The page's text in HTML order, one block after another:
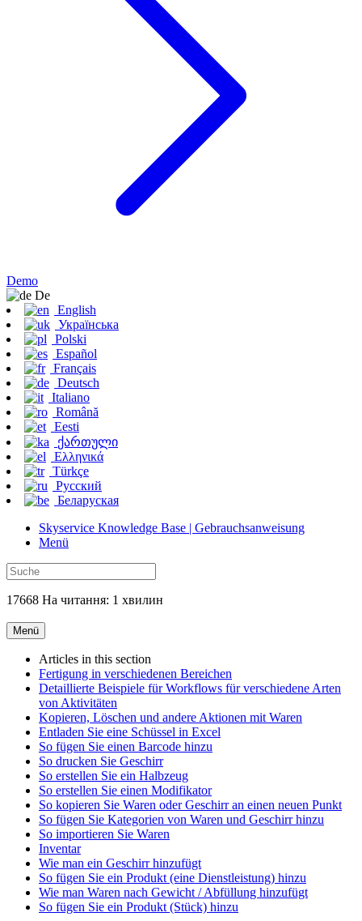
Demo
De
English
Українська
Polski
Español
Français
Deutsch
Italiano
Română
Eesti
ქართული
Ελληνικά
Türkçe
Русский
Беларуская
Skyservice Knowledge Base | Gebrauchsanweisung
Menü
17668 На читання: 1 хвилин
Menü
Articles in this section
Fertigung in verschiedenen Bereichen
Detaillierte Beispiele für Workflows für verschiedene Arten
von Aktivitäten
Kopieren, Löschen und andere Aktionen mit Waren
Entladen Sie eine Schüssel in Excel
So fügen Sie einen Barcode hinzu
So drucken Sie Geschirr
So erstellen Sie ein Halbzeug
So erstellen Sie einen Modifikator
So kopieren Sie Waren oder Geschirr an einen neuen Punkt
So fügen Sie Kategorien von Waren und Geschirr hinzu
So importieren Sie Waren
Inventar
Wie man ein Geschirr hinzufügt
So fügen Sie ein Produkt (eine Dienstleistung) hinzu
Wie man Waren nach Gewicht / Abfüllung hinzufügt
So fügen Sie ein Produkt (Stück) hinzu